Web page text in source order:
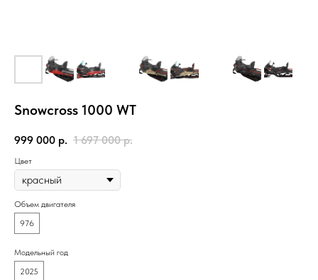
Snowcross 1000 WT
999 000 р. 1 697 000 р.
Цвет
Объем двигателя
976
Модельный год
2025